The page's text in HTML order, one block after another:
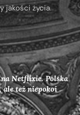
jakości życia.
na Netflixie. Polska
ale też niepokoi